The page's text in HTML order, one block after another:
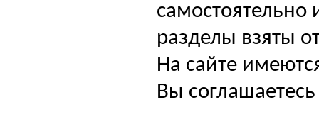
самостоятельно
разделы взяты
На сайте
Вы